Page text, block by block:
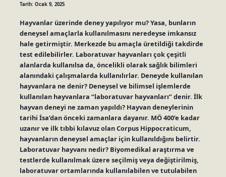
Tarih: Ocak 9, 2025
Hayvanlar üzerinde deney yapılıyor mu? Yasa, bunların
deneysel amaçlarla kullanılmasını neredeyse imkansız
hale getirmiştir. Merkezde bu amaçla üretildiği takdirde
test edilebilirler. Laboratuvar hayvanları çok çeşitli
alanlarda kullanılsa da, öncelikli olarak sağlık bilimleri
alanındaki çalışmalarda kullanılırlar. Deneyde kullanılan
hayvanlara ne denir? Deneysel ve bilimsel işlemlerde
kullanılan hayvanlara “laboratuvar hayvanları” denir. İlk
hayvan deneyi ne zaman yapıldı? Hayvan deneylerinin
tarihi İsa’dan önceki zamanlara dayanır. MÖ 400’e kadar
uzanır ve ilk tıbbi kılavuz olan Corpus Hippocraticum,
hayvanların deneysel amaçlar için kullanıldığını belirtir.
Laboratuvar hayvanı nedir? Biyomedikal araştırma ve
testlerde kullanılmak üzere seçilmiş veya değiştirilmiş,
laboratuvar ortamlarında kullanılabilen ve tutulabilen